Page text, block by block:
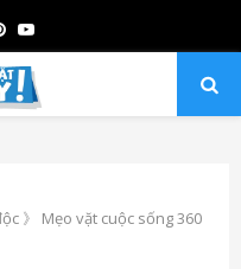
Pinterest
Youtube
》 Mẹo vặt cuộc sống 360